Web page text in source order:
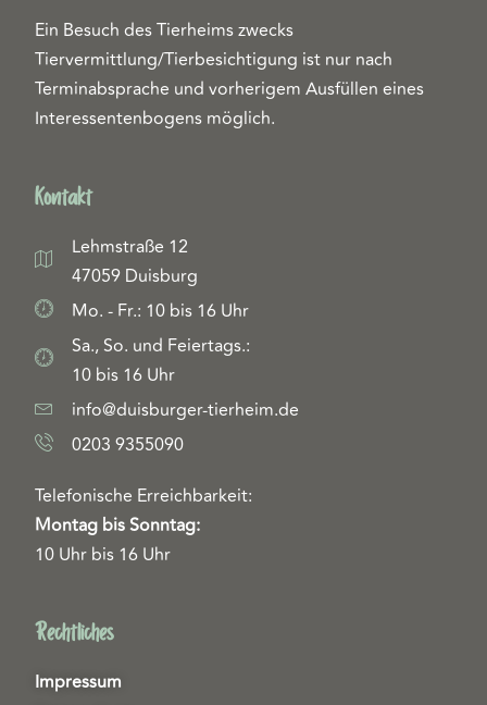
Ein Besuch des Tierheims zwecks
Tiervermittlung/Tierbesichtigung ist nur nach
Terminabsprache und vorherigem Ausfüllen eines
Interessentenbogens möglich.
Kontakt
Lehmstraße 12
47059 Duisburg
Mo. - Fr.: 10 bis 16 Uhr
Sa., So. und Feiertags.:
10 bis 16 Uhr
info@duisburger-tierheim.de
0203 9355090
Telefonische Erreichbarkeit:
Montag bis Sonntag:
10 Uhr bis 16 Uhr
Rechtliches
Impressum